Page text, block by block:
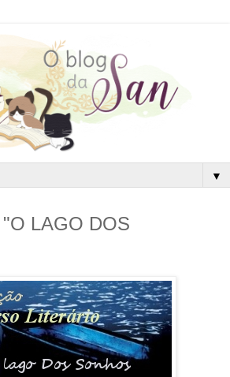
▼
LAGO DOS